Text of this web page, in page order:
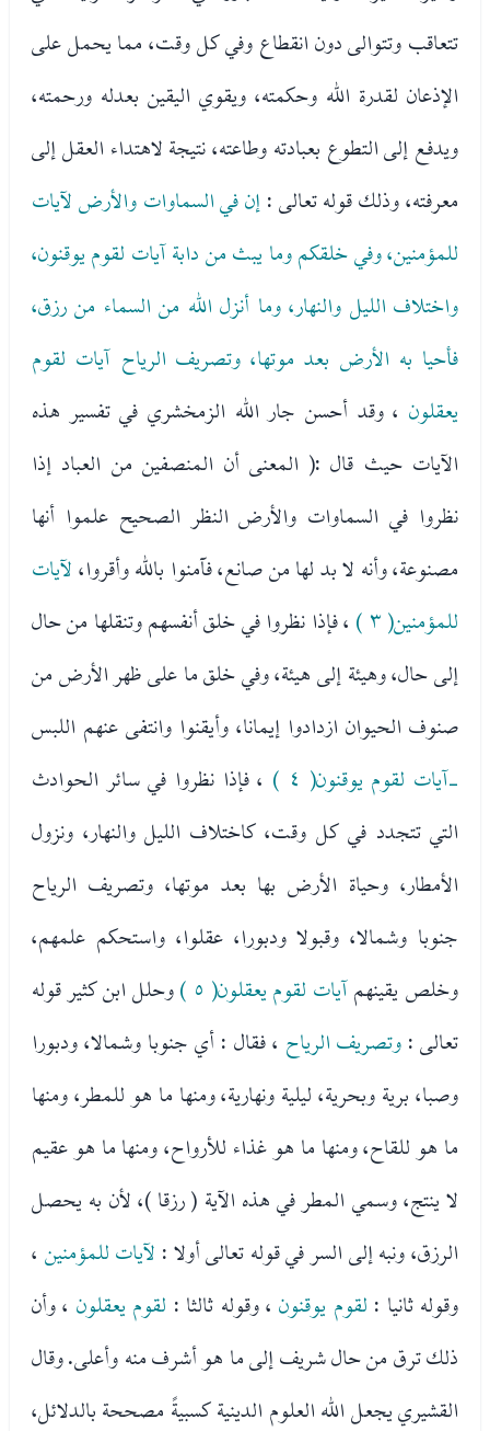
تتعاقب وتتوالى دون انقطاع وفي كل وقت، مما يحمل على
الإذعان لقدرة الله وحكمته، ويقوي اليقين بعدله ورحمته،
ويدفع إلى التطوع بعبادته وطاعته، نتيجة لاهتداء العقل إلى
معرفته، وذلك قوله تعالى :إن في السماوات والأرض لآيات
للمؤمنين، وفي خلقكم وما يبث من دابة آيات لقوم يوقنون،
واختلاف الليل والنهار، وما أنزل الله من السماء من رزق،
فأحيا به الأرض بعد موتها، وتصريف الرياح آيات لقوم
يعقلون ، وقد أحسن جار الله الزمخشري في تفسير هذه
الآيات حيث قال :( المعنى أن المنصفين من العباد إذا
نظروا في السماوات والأرض النظر الصحيح علموا أنها
مصنوعة، وأنه لا بد لها من صانع، فآمنوا بالله وأقروا،لآيات
للمؤمنين( ٣ )
، فإذا نظروا في خلق أنفسهم وتنقلها من حال
إلى حال، وهيئة إلى هيئة، وفي خلق ما على ظهر الأرض من
صنوف الحيوان ازدادوا إيمانا، وأيقنوا وانتفى عنهم اللبس
-آيات لقوم يوقنون( ٤ )
، فإذا نظروا في سائر الحوادث
التي تتجدد في كل وقت، كاختلاف الليل والنهار، ونزول
الأمطار، وحياة الأرض بها بعد موتها، وتصريف الرياح
جنوبا وشمالا، وقبولا ودبورا، عقلوا، واستحكم علمهم،
وخلص يقينهمآيات لقوم يعقلون( ٥ )
وحلل ابن كثير قوله
تعالى :وتصريف الرياح ، فقال : أي جنوبا وشمالا، ودبورا
وصبا، برية وبحرية، ليلية ونهارية، ومنها ما هو للمطر، ومنها
ما هو للقاح، ومنها ما هو غذاء للأرواح، ومنها ما هو عقيم
لا ينتج، وسمي المطر في هذه الآية ( رزقا )، لأن به يحصل
الرزق، ونبه إلى السر في قوله تعالى أولا : لآيات للمؤمنين ،
وقوله ثانيا : لقوم يوقنون ، وقوله ثالثا : لقوم يعقلون ، وأن
ذلك ترق من حال شريف إلى ما هو أشرف منه وأعلى. وقال
القشيري يجعل الله العلوم الدينية كسبيةً مصححة بالدلائل،